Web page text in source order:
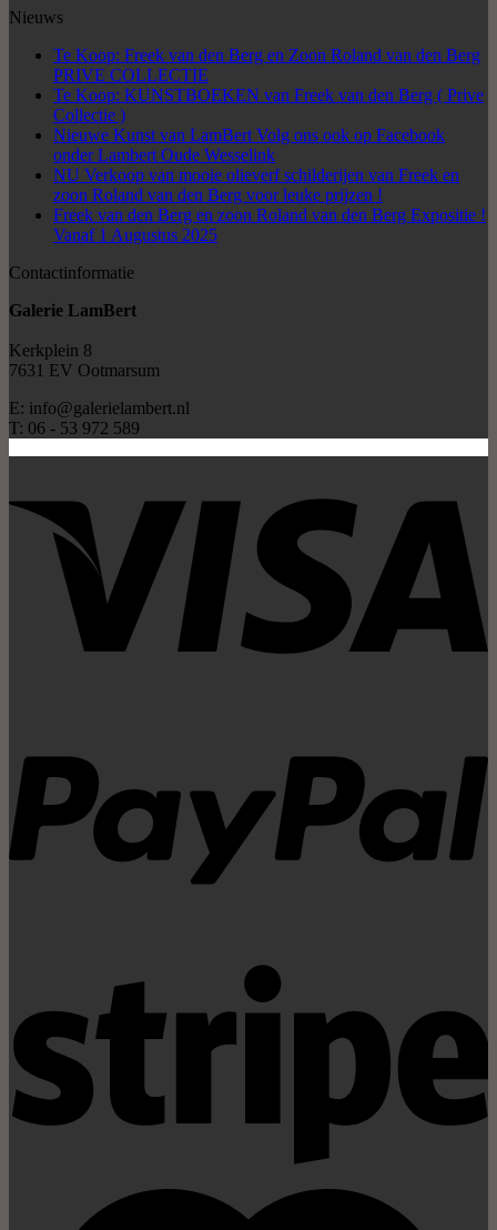
Nieuws
Te Koop: Freek van den Berg en Zoon Roland van den Berg
PRIVE COLLECTIE
Te Koop: KUNSTBOEKEN van Freek van den Berg ( Prive
Collectie )
Nieuwe Kunst van LamBert Volg ons ook op Facebook
onder Lambert Oude Wesselink
NU Verkoop van mooie olieverf schilderijen van Freek en
zoon Roland van den Berg voor leuke prijzen !
Freek van den Berg en zoon Roland van den Berg Expositie !
Vanaf 1 Augustus 2025
Contactinformatie
Galerie LamBert
Kerkplein 8
7631 EV Ootmarsum
E: info@galerielambert.nl
T: 06 - 53 972 589